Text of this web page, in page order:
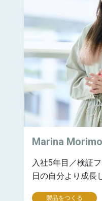
Marina
入社5年目／検証
日の自分より成長
製品をつくる